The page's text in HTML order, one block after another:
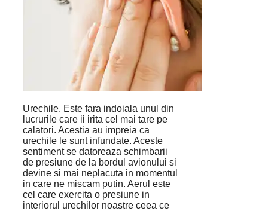
Urechile. Este fara indoiala unul din
lucrurile care ii irita cel mai tare pe
calatori. Acestia au impreia ca
urechile le sunt infundate. Aceste
sentiment se datoreaza schimbarii
de presiune de la bordul avionului si
devine si mai neplacuta in momentul
in care ne miscam putin. Aerul este
cel care exercita o presiune in
interiorul urechilor noastre ceea ce